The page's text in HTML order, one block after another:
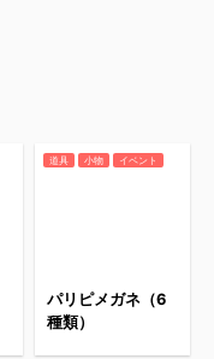
道具 小物 イベント
パリピメガネ（6
種類）